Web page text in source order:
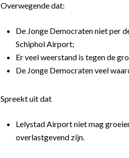
Overwegende dat:
De Jonge Democraten niet per
Schiphol Airport;
Er veel weerstand is tegen de
De Jonge Democraten veel
Spreekt uit dat
Lelystad Airport niet mag
overlastgevend zijn.